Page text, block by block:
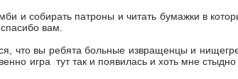
и собирать патроны и читать бумажки в
вам.
что вы ребята больные извращенцы и
игра тут так и появилась и хоть мне стыдно